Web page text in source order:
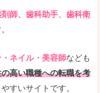
師、歯科助手、歯科衛
ネイル・美容師なども
高い職種への転職を考
すいサイトです。